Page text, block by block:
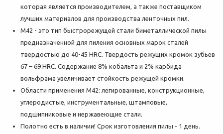
которая является производителем, а также поставщиком
лучших материалов для производства ленточных пил.
M42 - это тип быстрорежущей стали биметаллической пилы
предназначенной для пиления основных марок сталей
твердостью до 40-45 HRC. Твердость режущих кромок зубьев
67 – 69 HRC. Содержание 8% кобальта и 2% карбида
вольфрама увеличивает стойкость режущей кромки.
Области применения М42: легированные, конструкционные,
углеродистые, инструментальные, штамповые,
подшипниковые и нержавеющие стали.
Полотно есть в наличии! Срок изготовления пилы - 1 день.